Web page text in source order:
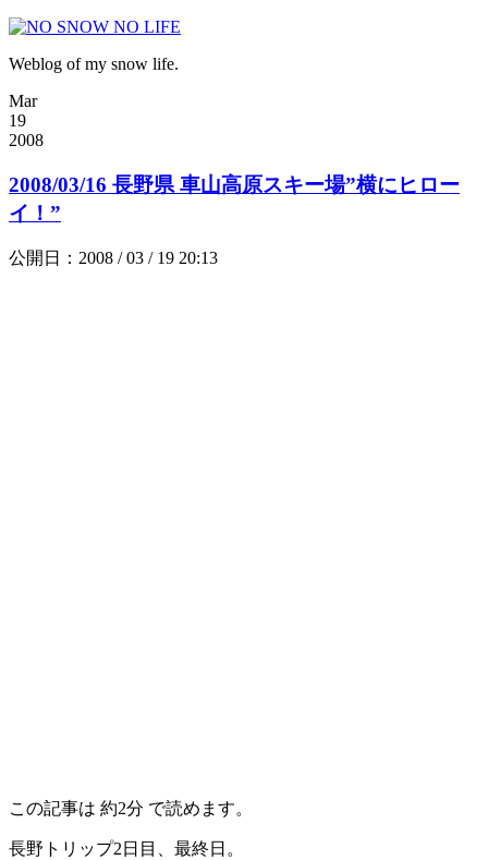
Weblog of my snow life.
Mar
19
2008
2008/03/16 長野県 車山高原スキー場”横にヒロー
イ！”
公開日：2008 / 03 / 19 20:13
この記事は 約2分 で読めます。
長野トリップ2日目、最終日。